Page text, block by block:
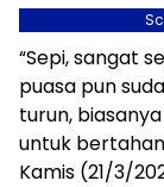
“Sepi, sangat
puasa pun
turun,
untuk
Kamis (21/3/